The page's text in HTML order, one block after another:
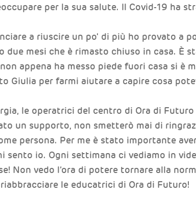
per la sua salute. Il Covid-19 ha
a riuscire un po' di più ho provato a
due mesi che è rimasto chiuso in casa. È
appena ha messo piede fuori casa si è
Giulia per farmi aiutare a capire cosa
le operatrici del centro di Ora di
un supporto, non smetterò mai di
persona. Per me è stato importante
sento io. Ogni settimana ci vediamo in
Non vedo l’ora di potere tornare alla
le educatrici di Ora di Futuro!